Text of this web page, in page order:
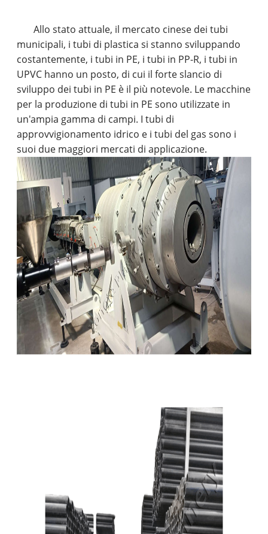
Allo stato attuale, il mercato cinese dei tubi
municipali, i tubi di plastica si stanno sviluppando
costantemente, i tubi in PE, i tubi in PP-R, i tubi in
UPVC hanno un posto, di cui il forte slancio di
sviluppo dei tubi in PE è il più notevole. Le macchine
per la produzione di tubi in PE sono utilizzate in
un'ampia gamma di campi. I tubi di
approvvigionamento idrico e i tubi del gas sono i
suoi due maggiori mercati di applicazione.